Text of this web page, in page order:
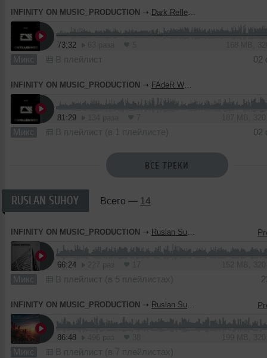
INFINITY ON MUSIC_PRODUCTION ➝ Dark Reflection X FAdeR WoLF - Horizon [° TECHNO MUSIC ° EXCLUSIVE] (INFINITY ON MUSIC)
73:32
Микс В плейлист 02
INFINITY ON MUSIC_PRODUCTION ➝ FAdeR WoLF - Ethnica IV [Shumer'Zikkurat EXCLUSIVE] (INFINITY ON MUSIC)
81:29
Микс В плейлист (в 1 плейлисте) 02
ВСЕ ТРЕКИ
RUSLAN SUHOY Всего — 14
INFINITY ON MUSIC_PRODUCTION ➝ Ruslan Suhoy - Escape Protocol(INFINITY ON MUSIC)
66:24
Микс В плейлист (в 5 плейлистах)
INFINITY ON MUSIC_PRODUCTION ➝ Ruslan Suhoy - Summer Live Mix (INFINITY ON MUSIC)
86:48
Микс В плейлист (в 7 плейлистах)